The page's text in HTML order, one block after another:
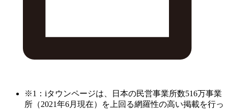
※1：iタウンページは、日本の民営事業所数516万事業
所（2021年6月現在）を上回る網羅性の高い掲載を行っ